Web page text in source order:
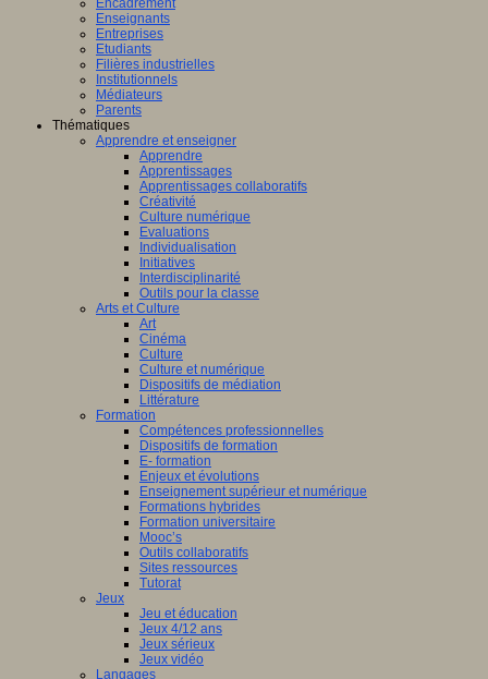
Encadrement
Enseignants
Entreprises
Etudiants
Filières industrielles
Institutionnels
Médiateurs
Parents
Thématiques
Apprendre et enseigner
Apprendre
Apprentissages
Apprentissages collaboratifs
Créativité
Culture numérique
Evaluations
Individualisation
Initiatives
Interdisciplinarité
Outils pour la classe
Arts et Culture
Art
Cinéma
Culture
Culture et numérique
Dispositifs de médiation
Littérature
Formation
Compétences professionnelles
Dispositifs de formation
E- formation
Enjeux et évolutions
Enseignement supérieur et numérique
Formations hybrides
Formation universitaire
Mooc’s
Outils collaboratifs
Sites ressources
Tutorat
Jeux
Jeu et éducation
Jeux 4/12 ans
Jeux sérieux
Jeux vidéo
Langages